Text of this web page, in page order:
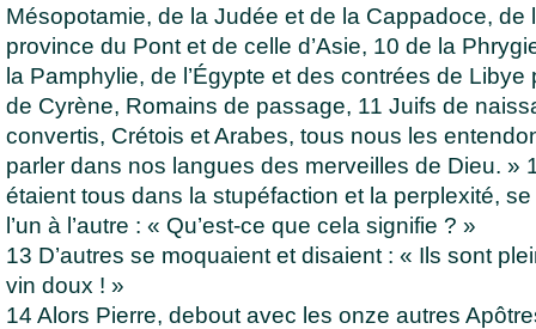
Mésopotamie, de la Judée et de la Cappadoce, de
province du Pont et de celle d’Asie, 10 de la
la Pamphylie, de l’Égypte et des contrées de Libye
de Cyrène, Romains de passage, 11 Juifs de
convertis, Crétois et Arabes, tous nous les
parler dans nos langues des merveilles de Dieu. »
étaient tous dans la stupéfaction et la perplexité,
l’un à l’autre : « Qu’est-ce que cela signifie ? »
13 D’autres se moquaient et disaient : « Ils sont
vin doux ! »
14 Alors Pierre, debout avec les onze autres